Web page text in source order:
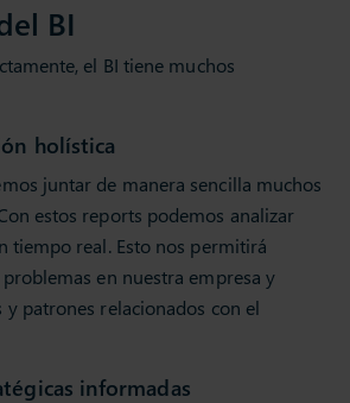
BI
el BI tiene muchos
holística
juntar de manera sencilla muchos
estos reports podemos analizar
tiempo real. Esto nos permitirá
en nuestra empresa y
y patrones relacionados con el
informadas